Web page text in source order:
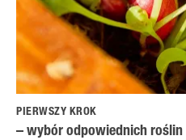
PIERWSZY KROK
– wybór odpowiednich